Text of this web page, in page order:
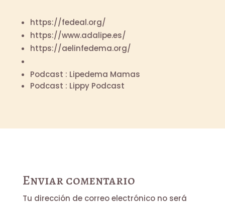
https://fedeal.org/
https://www.adalipe.es/
https://aelinfedema.org/
Podcast : Lipedema Mamas
Podcast : Lippy Podcast
Enviar comentario
Tu dirección de correo electrónico no será